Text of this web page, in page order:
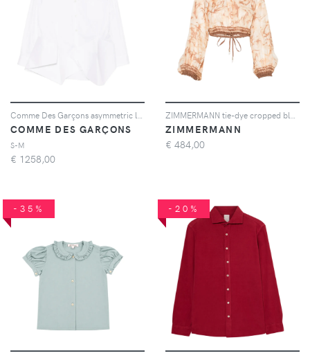
COMME DES GARÇONS
S-M
€ 1258,00
ZIMMERMANN
€ 484,00
-35% -20%